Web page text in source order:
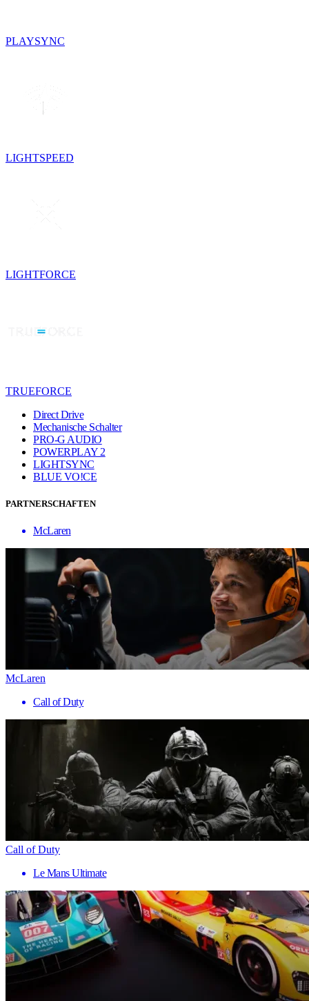
PLAYSYNC
LIGHTSPEED
LIGHTFORCE
TRUEFORCE
Direct Drive
Mechanische Schalter
PRO-G AUDIO
POWERPLAY 2
LIGHTSYNC
BLUE VO!CE
PARTNERSCHAFTEN
McLaren
McLaren
Call of Duty
Call of Duty
Le Mans Ultimate